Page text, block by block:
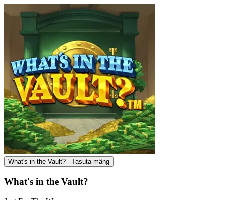
What's in the Vault? - Tasuta mäng
What's in the Vault?